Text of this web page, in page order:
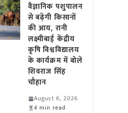
वैज्ञानिक पशुपालन
से बढ़ेगी किसानों
की आय, रानी
लक्ष्मीबाई केंद्रीय
कृषि विश्वविद्यालय
के कार्यक्रम में बोले
शिवराज सिंह
चौहान
August 6, 2026
4 min read